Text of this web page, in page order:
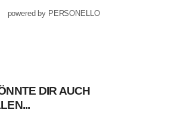
powered by PERSONELLO
DIR AUCH